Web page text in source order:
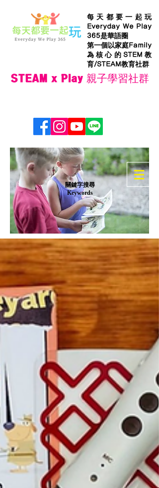
每天都要一起玩
Everyday We Play
365是華語圈
第一個以家庭Family
為核心的STEM教
育/STEAM教育社群
STEAM x Play 親子學習社群
​關鍵字搜尋
Keywords